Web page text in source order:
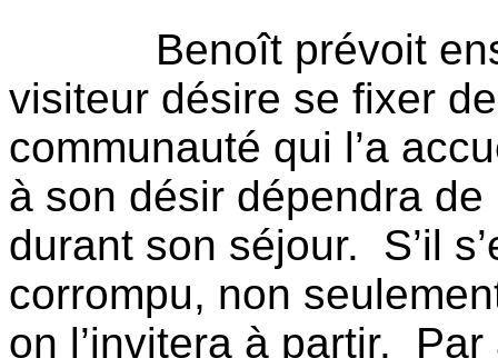
Benoît prévoit
visiteur désire se fixer
communauté qui l’a
à son désir dépendra
durant son séjour.
S’il
corrompu, non
on l’invitera à partir.
Par